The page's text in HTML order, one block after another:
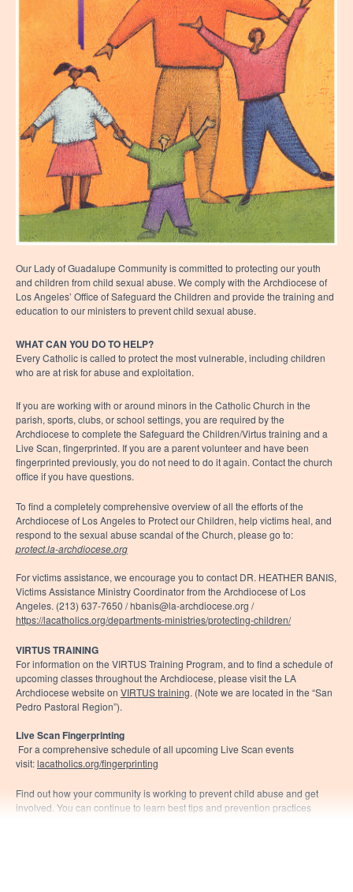
Our Lady of Guadalupe Community is committed to protecting our youth
and children from child sexual abuse. We comply with the Archdiocese of
Los Angeles’ Office of Safeguard the Children and provide the training and
education to our ministers to prevent child sexual abuse.
WHAT CAN YOU DO TO HELP?
Every Catholic is called to protect the most vulnerable, including children
who are at risk for abuse and exploitation.
If you are working with or around minors in the Catholic Church in the
parish, sports, clubs, or school settings, you are required by the
Archdiocese to complete the Safeguard the Children/Virtus training and a
Live Scan, fingerprinted. If you are a parent volunteer and have been
fingerprinted previously, you do not need to do it again. Contact the church
office if you have questions.
To find a completely comprehensive overview of all the efforts of the
Archdiocese of Los Angeles to Protect our Children, help victims heal, and
respond to the sexual abuse scandal of the Church, please go to:
protect.la-archdiocese.org
For victims assistance, we encourage you to contact DR. HEATHER BANIS,
Victims Assistance Ministry Coordinator from the Archdiocese of Los
Angeles. (213) 637-7650 / hbanis@la-archdiocese.org /
https://lacatholics.org/departments-ministries/protecting-children/
VIRTUS TRAINING
For information on the VIRTUS Training Program, and to find a schedule of
upcoming classes throughout the Archdiocese, please visit the LA
Archdiocese website on VIRTUS training. (Note we are located in the “San
Pedro Pastoral Region”).
Live Scan Fingerprinting
For a comprehensive schedule of all upcoming Live Scan events
visit:lacatholics.org/fingerprinting
Find out how your community is working to prevent child abuse and get
involved. You can continue to learn best tips and prevention practices